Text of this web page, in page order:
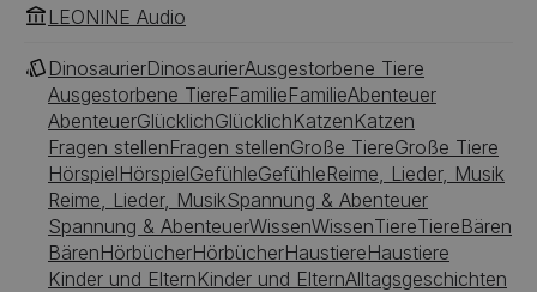
LEONINE Audio
DinosaurierDinosaurierAusgestorbene Tiere
Ausgestorbene TiereFamilieFamilieAbenteuer
AbenteuerGlücklichGlücklichKatzenKatzen
Fragen stellenFragen stellenGroße TiereGroße Tiere
HörspielHörspielGefühleGefühleReime, Lieder, Musik
Reime, Lieder, MusikSpannung & Abenteuer
Spannung & AbenteuerWissenWissenTiereTiereBären
BärenHörbücherHörbücherHaustiereHaustiere
Kinder und ElternKinder und ElternAlltagsgeschichten